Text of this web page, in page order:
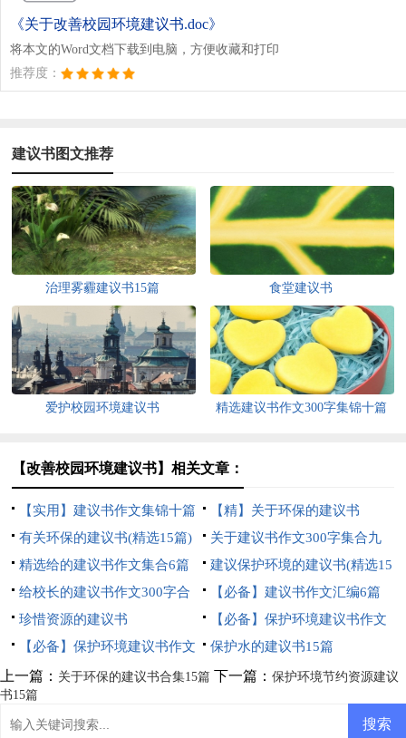
《关于改善校园环境建议书.doc》
将本文的Word文档下载到电脑，方便收藏和打印
推荐度：
建议书图文推荐
治理雾霾建议书15篇 食堂建议书
爱护校园环境建议书 精选建议书作文300字集锦十篇
【改善校园环境建议书】相关文章：
【实用】建议书作文集锦十篇
【精】关于环保的建议书
有关环保的建议书(精选15篇)
关于建议书作文300字集合九
篇
精选给的建议书作文集合6篇
建议保护环境的建议书(精选15
篇)
给校长的建议书作文300字合
集8篇
【必备】建议书作文汇编6篇
珍惜资源的建议书
【必备】保护环境建议书作文
汇编6篇
【必备】保护环境建议书作文
汇编5篇
保护水的建议书15篇
上一篇： 关于环保的建议书合集15篇 下一篇： 保护环境节约资源建议
书15篇